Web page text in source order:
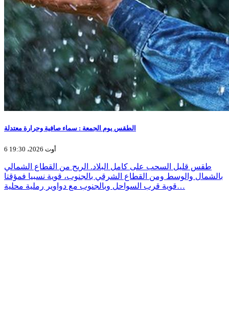
الطقس يوم الجمعة : سماء صافية وحرارة معتدلة
6 أوت 2026، 19:30
طقس قليل السحب على كامل البلاد. الريح من القطاع الشمالي
بالشمال والوسط ومن القطاع الشرقي بالجنوب، قوية نسبيا فمؤقتا
قوية قرب السواحل وبالجنوب مع دواوير رملية محلية…